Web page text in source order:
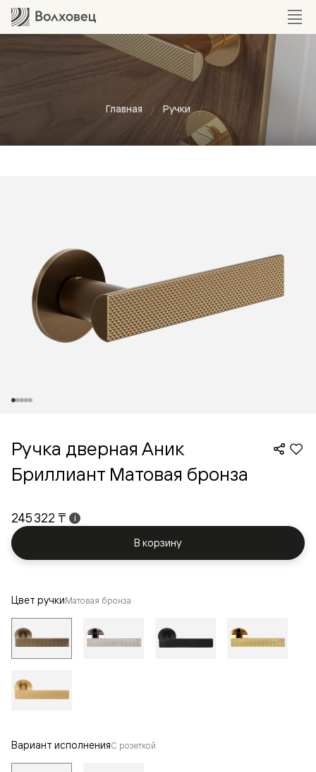
Главная Ручки
Ручка дверная Аник
Бриллиант Матовая бронза
245 322 ₸ i
В корзину
Цвет ручкиМатовая бронза
Вариант исполненияС розеткой